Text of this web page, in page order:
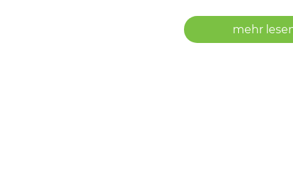
Von 2014 bis 2019 leitete ich den
Sozialwissenschaften in Poznan und sorgte für die
Studierenden, ihr Wissen ständig zu aktualisieren.
mehr